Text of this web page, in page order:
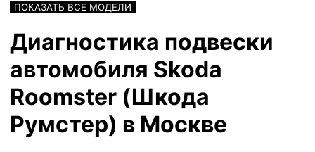
ПОКАЗАТЬ ВСЕ МОДЕЛИ
Диагностика подвески
автомобиля Skoda
Roomster (Шкода
Румстер) в Москве